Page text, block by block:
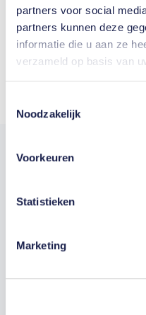
partners voor social
partners kunnen deze
informatie die u aan ze
verzameld op basis van
Noodzakelijk
Voorkeuren
Statistieken
Marketing
Olympische
Trotse
Staatsloterij is
sportiefste land